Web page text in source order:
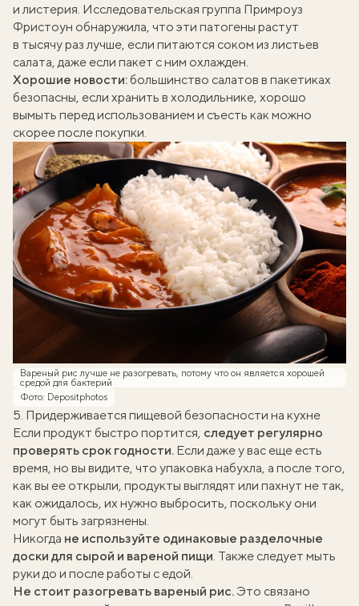
и листерия. Исследовательская группа Примроуз
Фристоун обнаружила, что эти патогены растут
в тысячу раз лучше, если питаются соком из листьев
салата, даже если пакет с ним охлажден.
Хорошие новости: большинство салатов в пакетиках
безопасны, если хранить в холодильнике, хорошо
вымыть перед использованием и съесть как можно
скорее после покупки.
Вареный рис лучше не разогревать, потому что он является хорошей
средой для бактерий
Фото: Depositphotos
5. Придерживается пищевой безопасности на кухне
Если продукт быстро портится, следует регулярно
проверять срок годности. Если даже у вас еще есть
время, но вы видите, что упаковка набухла, а после того,
как вы ее открыли, продукты выглядят или пахнут не так,
как ожидалось, их нужно выбросить, поскольку они
могут быть загрязнены.
Никогда не используйте одинаковые разделочные
доски для сырой и вареной пищи . Также следует мыть
руки до и после работы с едой.
Не стоит разогревать вареный рис. Это связано